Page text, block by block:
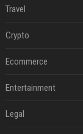
Travel
Crypto
Ecommerce
Entertainment
Legal